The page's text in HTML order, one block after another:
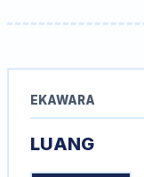
EKAWARA
LUANG